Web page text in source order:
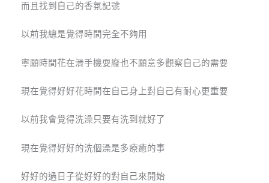
而且找到自己的香氛記號
以前我總是覺得時間完全不夠用
寧願時間花在滑手機耍廢也不願意多觀察自己的需要
現在覺得好好花時間在自己身上對自己有耐心更重要
以前我會覺得洗澡只要有洗到就好了
現在覺得好好的洗個澡是多療癒的事
好好的過日子從好好的對自己來開始